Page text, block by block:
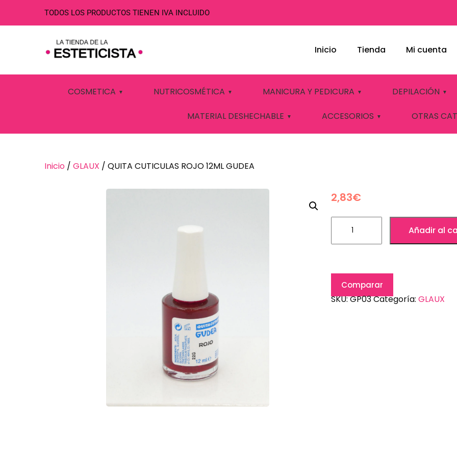
TODOS LOS PRODUCTOS TIENEN IVA INCLUIDO
Inicio Tienda Mi cuenta
COSMETICA NUTRICOSMÉTICA MANICURA Y PEDICURA DEPILACIÓN
MATERIAL DESHECHABLE ACCESORIOS OTRAS
QUITA CUTICULAS ROJO 12ML
Inicio / GLAUX / QUITA CUTICULAS ROJO 12ML GUDEA
2,83€
Añadir al
Comparar
SKU:GP03Categoría: GLAUX